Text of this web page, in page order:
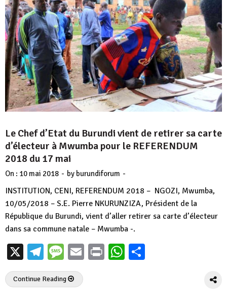
Le Chef d’Etat du Burundi vient de retirer sa carte
d’électeur à Mwumba pour le REFERENDUM
2018 du 17 mai
On : 10 mai 2018 - by burundiforum -
INSTITUTION, CENI, REFERENDUM 2018 – NGOZI, Mwumba,
10/05/2018 – S.E. Pierre NKURUNZIZA, Président de la
République du Burundi, vient d’aller retirer sa carte d’électeur
dans sa commune natale – Mwumba -.
X Telegram
Message
EmailPrintWhatsApp
Continue Reading